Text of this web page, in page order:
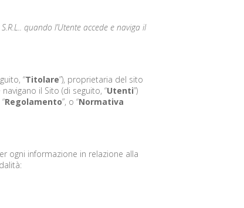
quando l’Utente accede e naviga il
“Titolare”), proprietaria del sito
il Sito (di seguito, “Utenti”)
Regolamento”, o “Normativa
ogni informazione in relazione alla